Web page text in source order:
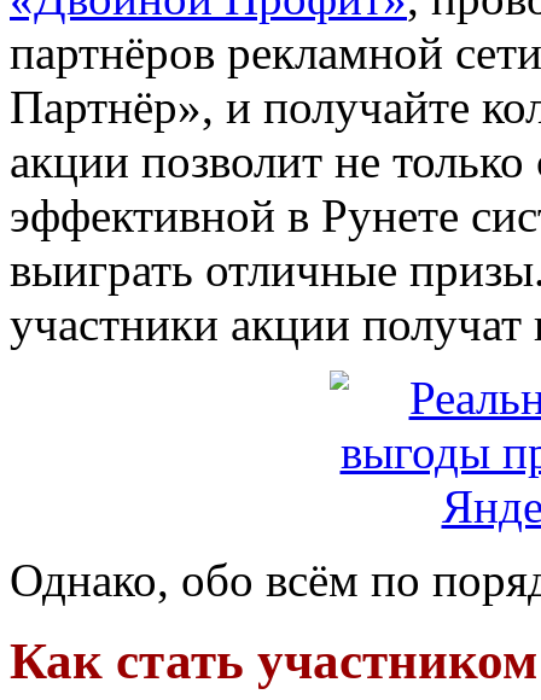
партнёров рекламной
Партнёр», и получайте
акции позволит не
эффективной в Рунете
выиграть отличные
участники акции
Однако, обо всём по
Как стать